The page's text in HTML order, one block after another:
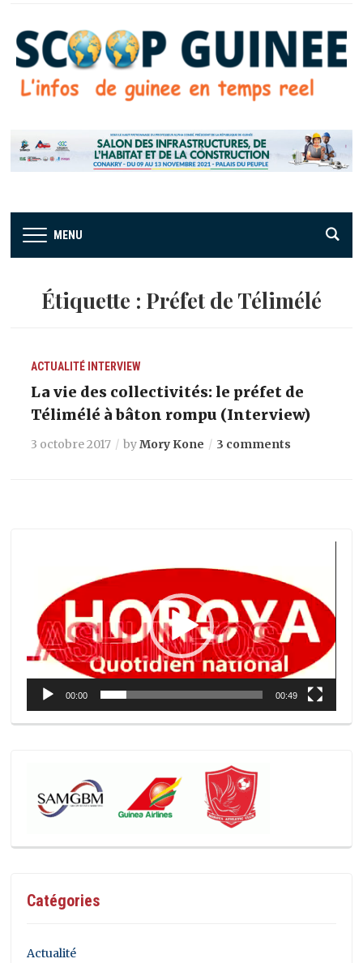
MENU
Étiquette : Préfet de Télimélé
ACTUALITÉ INTERVIEW
La vie des collectivités: le préfet de
Télimélé à bâton rompu (Interview)
3 octobre 2017 byMory Kone 3 comments
00:00 00:49
Catégories
Actualité